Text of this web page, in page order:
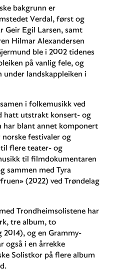
bakgrunn er
Verdal, først og
Egil Larsen, samt
Hilmar Alexandersen
ble i 2002 tidenes
på vanlig fele, og
landskappleiken i
i folkemusikk ved
hatt utstrakt konsert- og
har blant annet komponert
festivaler og
flere teater- og
til filmdokumentaren
sammen med Tyra
(2022) ved Trøndelag
Trondheimsolistene har
tre album, to
og en Grammy-
også i en årrekke
Solistkor på flere album